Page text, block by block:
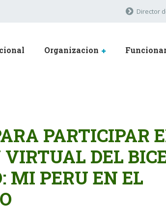
Director
Organizacion
PARTICIPAR
VIRTUAL DEL
MI PERU EN EL